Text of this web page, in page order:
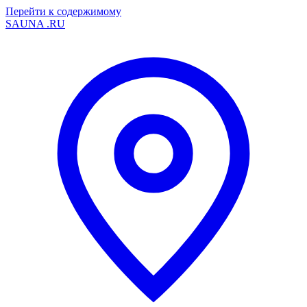
Перейти к содержимому
SAUNA .RU